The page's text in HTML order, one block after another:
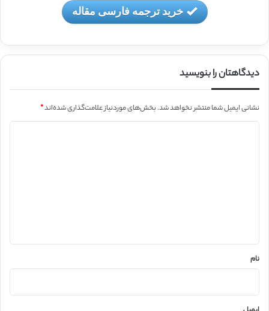
خرید ترجمه فارسی مقاله
دیدگاهتان را بنویسید
نشانی ایمیل شما منتشر نخواهد شد.بخش‌های موردنیاز علامت‌گذاری شده‌اند*
نام